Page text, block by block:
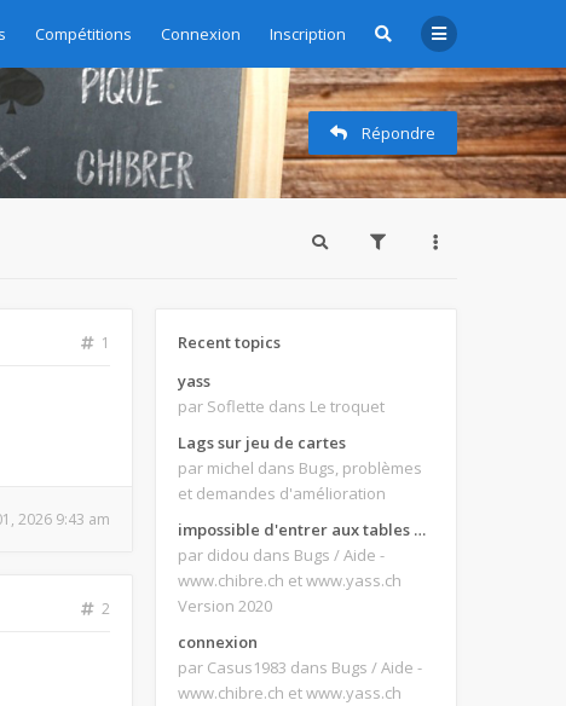
Compétitions Connexion Inscription
Répondre
1
2026 9:43 am
2
Recent topics
yass
par Soflette dans Le troquet
Lags sur jeu de cartes
par michel dans Bugs, problèmes
et demandes d'amélioration
impossible d'entrer aux tables de jeux
par didou dans Bugs / Aide -
www.chibre.ch et www.yass.ch
Version 2020
connexion
par Casus1983 dans Bugs / Aide -
www.chibre.ch et www.yass.ch